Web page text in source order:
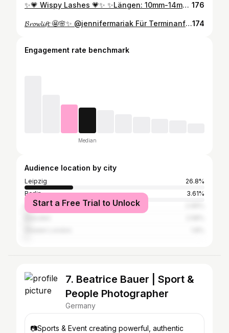
✨💗 Wispy Lashes 💗✨ ✨Längen: 10mm-14mm ✨Curl: D Für Terminanfragen, schreibt mir gerne eine Nachricht 📲🌸✨ #wispy #wispylashes #lashes #wimpern #wimpernverlängerung #wimpernverlängerungleipzig #lashextensions #lashartist #lashlove #instagram 176
𝓑𝓻𝓸𝔀𝓵𝓲𝓯𝓽 🤩🌸✨ @jennifermariak Für Terminanfragen, schreibt mir gerne eine Nachricht 📲💗✨ #browlift #brow #brows #lifting #beauty #leipzig #browliftingleipzig #browliftleipzig174
Engagement rate benchmark
Median
Audience location by city
Leipzig
26.8%
Berlin
3.61%
Halle (Saale)
Start a Free Trial to Unlock
7. Beatrice Bauer | Sport &
People Photographer
Germany
📷Sports & Event creating powerful, authentic